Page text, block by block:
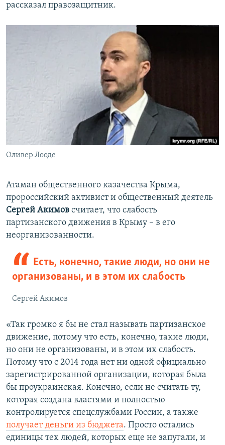
рассказал правозащитник.
Оливер Лооде
Атаман общественного казачества Крыма,
пророссийский активист и общественный деятель
Сергей Акимов считает, что слабость
партизанского движения в Крыму – в его
неорганизованности.
Есть, конечно, такие люди, но они не
организованы, и в этом их слабость
Сергей Акимов
«Так громко я бы не стал называть партизанское
движение, потому что есть, конечно, такие люди,
но они не организованы, и в этом их слабость.
Потому что с 2014 года нет ни одной официально
зарегистрированной организации, которая была
бы проукраинская. Конечно, если не считать ту,
которая создана властями и полностью
контролируется спецслужбами России, а также
получает деньги из бюджета. Просто остались
единицы тех людей, которых еще не запугали, и